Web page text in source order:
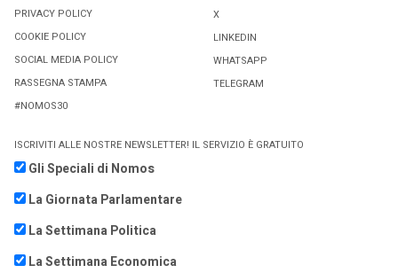
PRIVACY POLICY
COOKIE POLICY
SOCIAL MEDIA POLICY
RASSEGNA STAMPA
#NOMOS30
X
LINKEDIN
WHATSAPP
TELEGRAM
ISCRIVITI ALLE NOSTRE NEWSLETTER! IL SERVIZIO È GRATUITO
Gli Speciali di Nomos
La Giornata Parlamentare
La Settimana Politica
La Settimana Economica